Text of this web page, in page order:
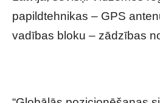
papildtehnikas – GPS
vadības bloku – zādzības